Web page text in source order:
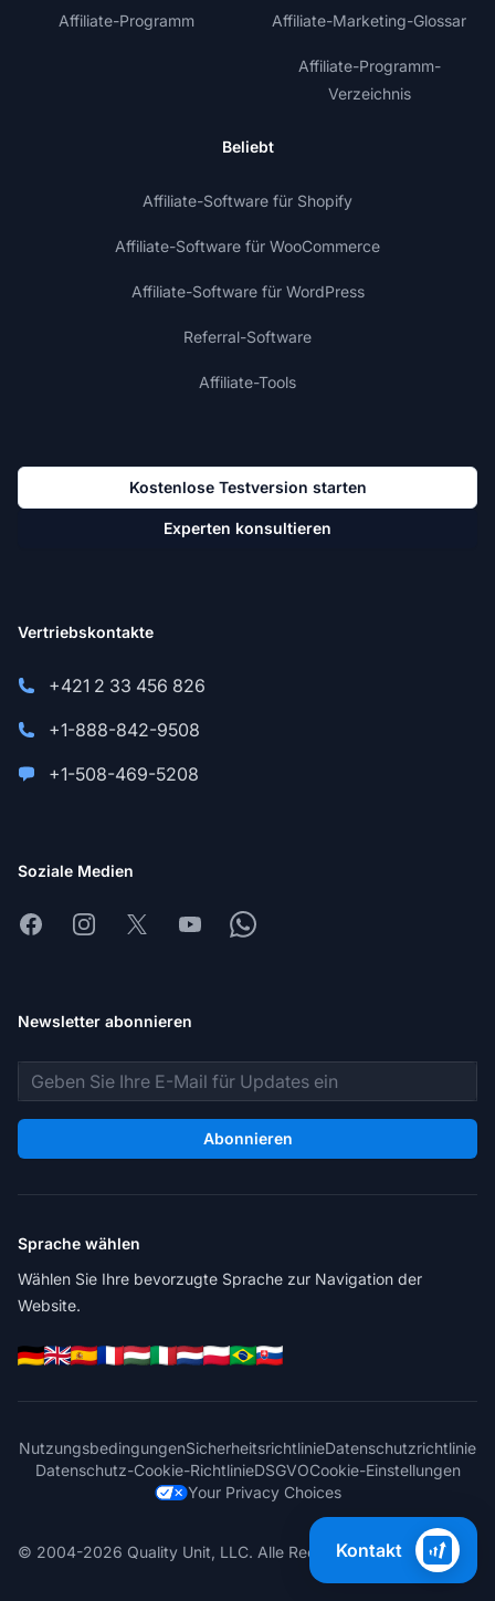
Affiliate-Programm Affiliate-Marketing-Glossar
Affiliate-Programm-
Verzeichnis
Beliebt
Affiliate-Software für Shopify
Affiliate-Software für WooCommerce
Affiliate-Software für WordPress
Referral-Software
Affiliate-Tools
Kostenlose Testversion starten
Experten konsultieren
Vertriebskontakte
+421 2 33 456 826
+1-888-842-9508
+1-508-469-5208
Soziale Medien
FacebookInstagram
X YoutubeWhatsapp
Newsletter abonnieren
E-Mail-Adresse
Abonnieren
Sprache wählen
Wählen Sie Ihre bevorzugte Sprache zur Navigation der
Website.
NutzungsbedingungenSicherheitsrichtlinieDatenschutzrichtlinie
Datenschutz-Cookie-RichtlinieDSGVOCookie-Einstellungen
Your Privacy Choices
© 2004-2026 Quality Unit, LLC. Alle Rechte vorbehalten.
Kontakt